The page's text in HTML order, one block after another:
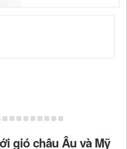
gió châu Âu và Mỹ